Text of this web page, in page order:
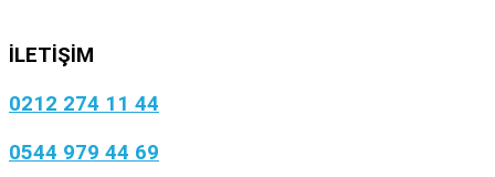
İLETİŞİM
0212 274 11 44
0544 979 44 69